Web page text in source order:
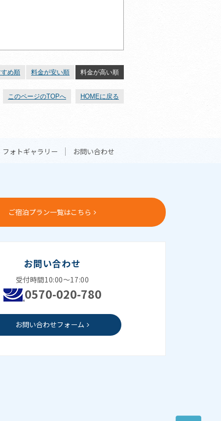
め順 料金が安い順 料金が高い順
このページのTOPへ HOMEに戻る
フォトギャラリー お問い合わせ
ご宿泊プラン一覧はこちら
お問い合わせ
受付時間10:00～17:00
0570-020-780
お問い合わせフォーム